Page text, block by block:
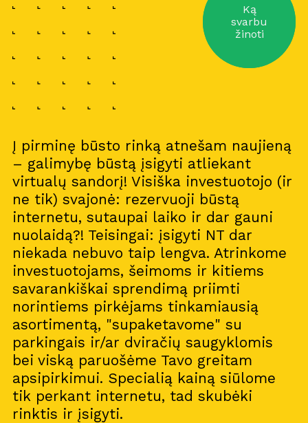
Į pirminę būsto rinką atnešam naujieną
– galimybę būstą įsigyti atliekant
virtualų sandorį! Visiška investuotojo (ir
ne tik) svajonė: rezervuoji būstą
internetu, sutaupai laiko ir dar gauni
nuolaidą?! Teisingai: įsigyti NT dar
niekada nebuvo taip lengva. Atrinkome
investuotojams, šeimoms ir kitiems
savarankiškai sprendimą priimti
norintiems pirkėjams tinkamiausią
asortimentą, "supaketavome" su
parkingais ir/ar dviračių saugyklomis
bei viską paruošėme Tavo greitam
apsipirkimui. Specialią kainą siūlome
tik perkant internetu, tad skubėki
rinktis ir įsigyti.
Ką
svarbu
žinoti